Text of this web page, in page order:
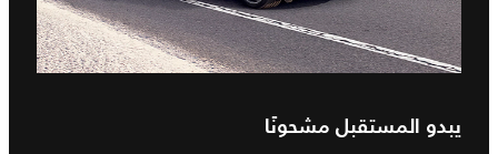
يبدو المستقبل مشحونًا